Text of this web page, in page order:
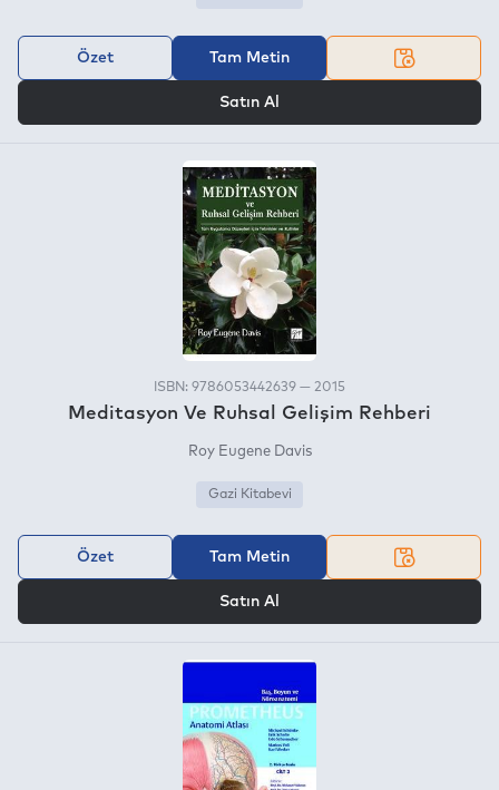
Özet Tam Metin
Satın Al
ISBN: 9786053442639 — 2015
Meditasyon Ve Ruhsal Gelişim Rehberi
Roy Eugene Davis
Gazi Kitabevi
Özet Tam Metin
Satın Al